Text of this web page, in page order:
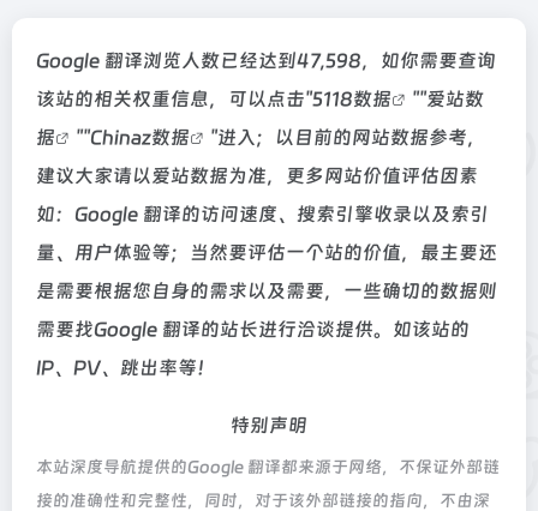
Google 翻译浏览人数已经达到47,598，如你需要查询
该站的相关权重信息，可以点击"5118数据 ""爱站数
据
""Chinaz数据
"进入；以目前的网站数据参考，
建议大家请以爱站数据为准，更多网站价值评估因素
如：Google 翻译的访问速度、搜索引擎收录以及索引
量、用户体验等；当然要评估一个站的价值，最主要还
是需要根据您自身的需求以及需要，一些确切的数据则
需要找Google 翻译的站长进行洽谈提供。如该站的
IP、PV、跳出率等！
特别声明
本站深度导航提供的Google 翻译都来源于网络，不保证外部链
接的准确性和完整性，同时，对于该外部链接的指向，不由深